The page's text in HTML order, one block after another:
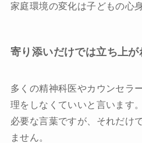
家庭環境の変化は子どもの心
寄り添いだけでは立ち上が
多くの精神科医やカウンセラ
理をしなくていいと言います
必要な言葉ですが、それだけ
ません。